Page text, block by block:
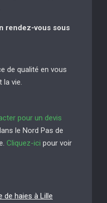
rendez-vous sous
de qualité en vous
la vie.
pour un devis
le Nord Pas de
Cliquez-ici pour voir
de haies à Lille